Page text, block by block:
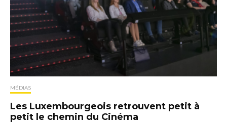
MÉDIAS
Les Luxembourgeois retrouvent petit à
petit le chemin du Cinéma